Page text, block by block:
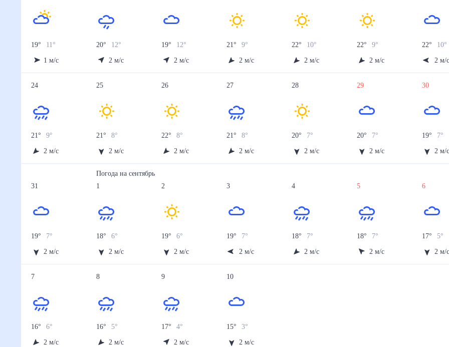
19° 11°
1 м/с
20° 12°
2 м/с
19° 12°
2 м/с
21° 9°
2 м/с
22° 10°
2 м/с
22° 9°
2 м/с
22° 10°
2 м/с
24
21° 9°
2 м/с
25
21° 8°
2 м/с
26
22° 8°
2 м/с
27
21° 8°
2 м/с
28
20° 7°
2 м/с
29
20° 7°
2 м/с
30
19° 7°
2 м/с
31
19° 7°
2 м/с
Погода насентябрь
1
18° 6°
2 м/с
2
19° 6°
2 м/с
3
19° 7°
2 м/с
4
18° 7°
2 м/с
5
18° 7°
2 м/с
6
17° 5°
2 м/с
7
16° 6°
2 м/с
8
16° 5°
2 м/с
9
17° 4°
2 м/с
10
15° 3°
2 м/с